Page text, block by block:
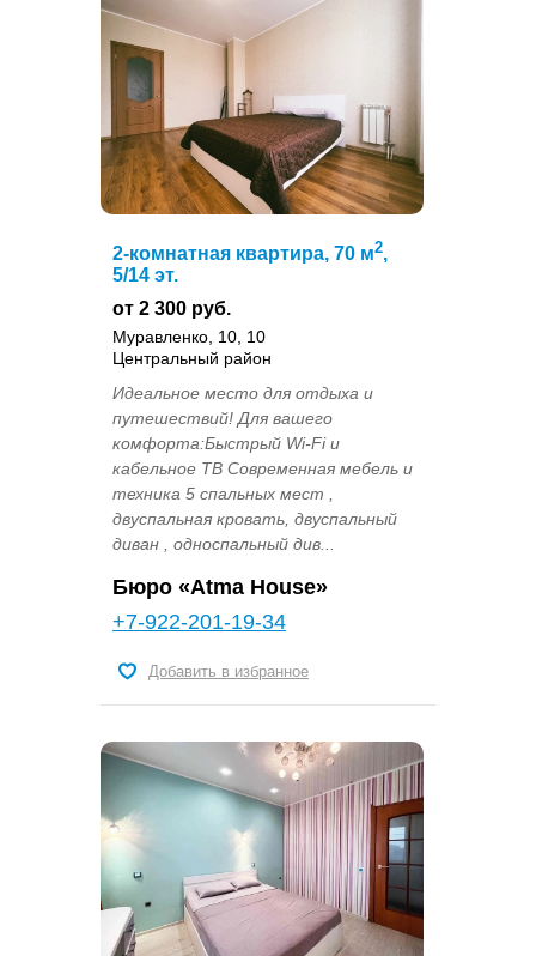
2-комнатная квартира, 70 м2,
5/14 эт.
от 2 300 руб.
Муравленко, 10, 10
Центральный район
Идеальное место для отдыха и
путешествий! Для вашего
комфорта:Быстрый Wi-Fi и
кабельное ТВ Современная мебель и
техника 5 спальных мест ,
двуспальная кровать, двуспальный
диван , односпальный див...
Бюро «Atma House»
+7-922-201-19-34
Добавить в избранное